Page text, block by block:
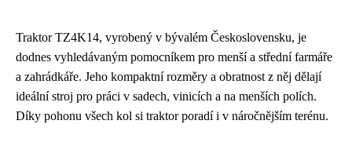
Traktor TZ4K14, vyrobený v bývalém Československu, je
dodnes vyhledávaným pomocníkem pro menší a střední farmáře
a zahrádkáře. Jeho kompaktní rozměry a obratnost z něj dělají
ideální stroj pro práci v sadech, vinicích a na menších polích.
Díky pohonu všech kol si traktor poradí i v náročnějším terénu.